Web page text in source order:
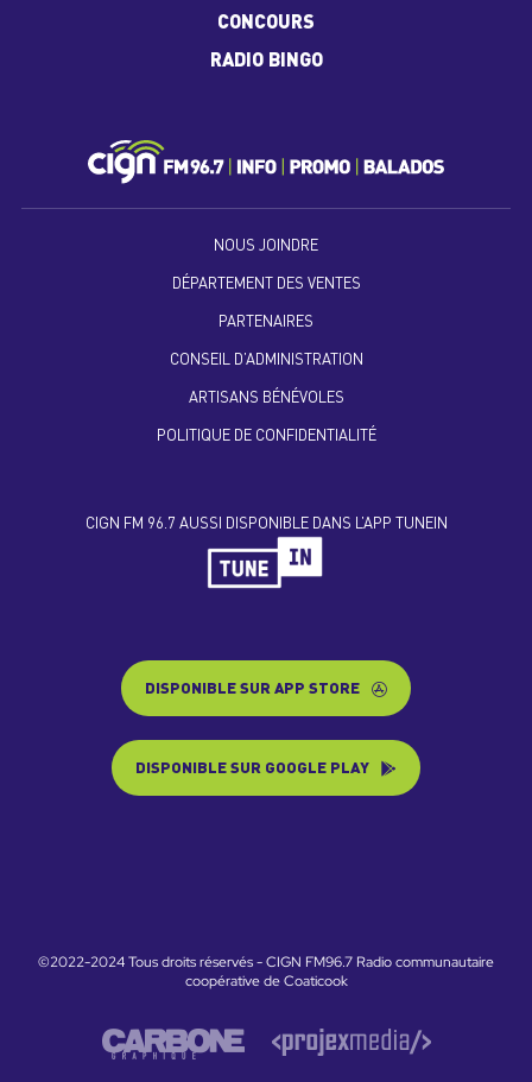
CONCOURS
RADIO BINGO
NOUS JOINDRE
DÉPARTEMENT DES VENTES
PARTENAIRES
CONSEIL D’ADMINISTRATION
ARTISANS BÉNÉVOLES
POLITIQUE DE CONFIDENTIALITÉ
CIGN FM 96.7 AUSSI DISPONIBLE DANS L’APP TUNEIN
DISPONIBLE SUR APP STORE
DISPONIBLE SUR GOOGLE PLAY
©2022-2024 Tous droits réservés - CIGN FM96.7 Radio communautaire
coopérative de Coaticook